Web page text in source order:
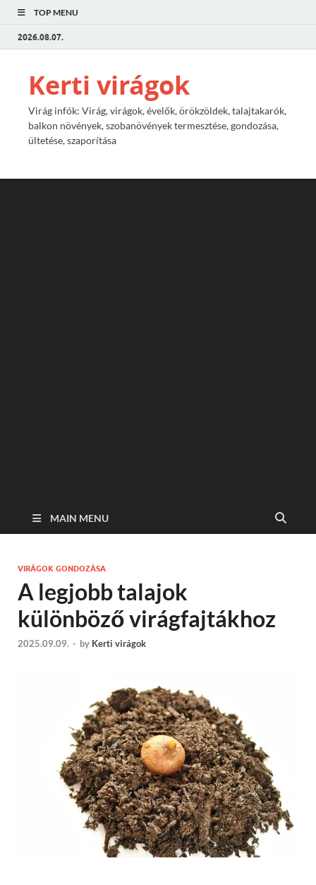
TOP MENU
2026.08.07.
Kerti virágok
Virág infók: Virág, virágok, évelők, örökzöldek, talajtakarók,
balkon növények, szobanövények termesztése, gondozása,
ültetése, szaporítása
MAIN MENU
VIRÁGOK GONDOZÁSA
A legjobb talajok
különböző virágfajtákhoz
2025.09.09. - by Kerti virágok